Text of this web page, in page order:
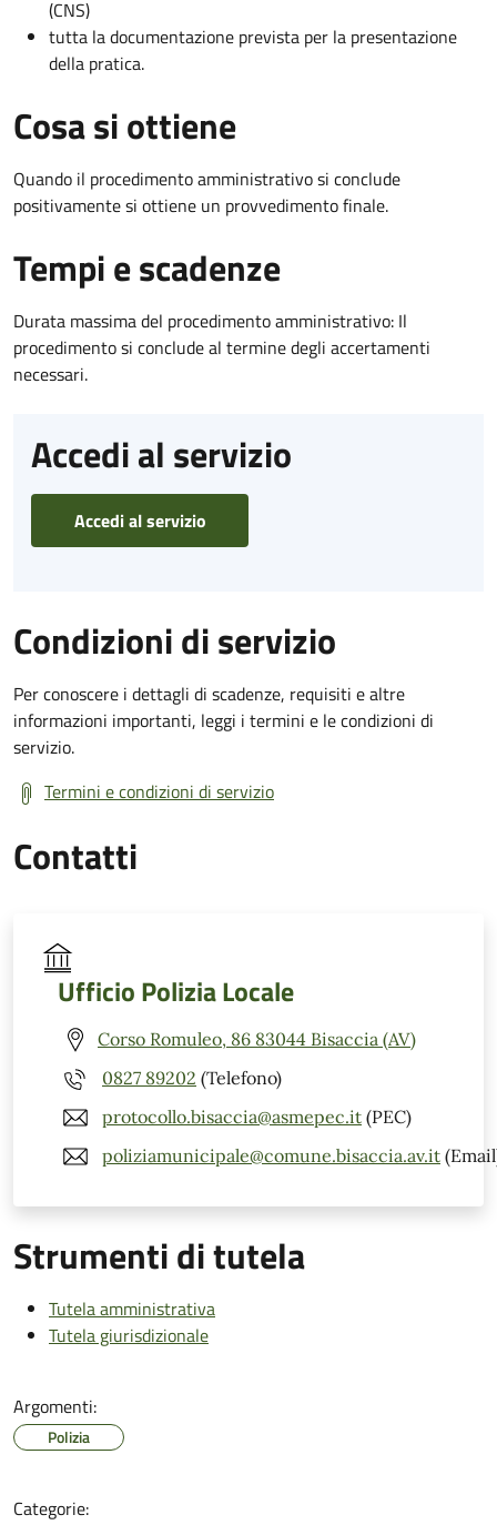
(CNS)
tutta la documentazione prevista per la presentazione
della pratica.
Cosa si ottiene
Quando il procedimento amministrativo si conclude
positivamente si ottiene un provvedimento finale.
Tempi e scadenze
Durata massima del procedimento amministrativo: Il
procedimento si conclude al termine degli accertamenti
necessari.
Accedi al servizio
Accedi al servizio
Condizioni di servizio
Per conoscere i dettagli di scadenze, requisiti e altre
informazioni importanti, leggi i termini e le condizioni di
servizio.
Termini e condizioni di servizio
Contatti
Ufficio Polizia Locale
Corso Romuleo, 86 83044 Bisaccia (AV)
0827 89202 (Telefono)
protocollo.bisaccia@asmepec.it (PEC)
poliziamunicipale@comune.bisaccia.av.it
Strumenti di tutela
Tutela amministrativa
Tutela giurisdizionale
Argomenti:
Polizia
Categorie: